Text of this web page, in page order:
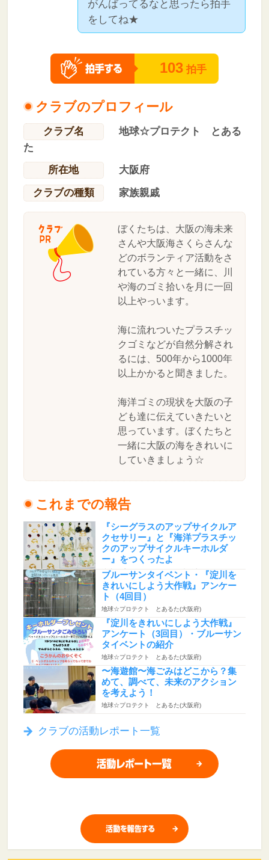
がんばってるなと思ったら拍手
をしてね★
103 拍手
クラブのプロフィール
クラブ名
地球☆プロテクト とある
た
所在地
大阪府
クラブの種類
家族親戚
ぼくたちは、大阪の海未来
さんや大阪海さくらさんな
どのボランティア活動をさ
れている方々と一緒に、川
や海のゴミ拾いを月に一回
以上やっいます。
海に流れついたプラスチッ
クゴミなどが自然分解され
るには、500年から1000年
以上かかると聞きました。
海洋ゴミの現状を大阪の子
ども達に伝えていきたいと
思っています。ぼくたちと
一緒に大阪の海をきれいに
していきましょう☆
これまでの報告
『シーグラスのアップサイクルア
クセサリー』と『海洋プラスチッ
クのアップサイクルキーホルダ
ー』をつくったよ
地球☆プロテクト とあるた(大阪府)
ブルーサンタイベント・『淀川を
きれいにしよう大作戦』アンケー
ト（4回目）
地球☆プロテクト とあるた(大阪府)
『淀川をきれいにしよう大作戦』
アンケート（3回目）・ブルーサン
タイベントの紹介
地球☆プロテクト とあるた(大阪府)
〜海遊館〜海ごみはどこから？集
めて、調べて、未来のアクション
を考えよう！
地球☆プロテクト とあるた(大阪府)
クラブの活動レポート一覧